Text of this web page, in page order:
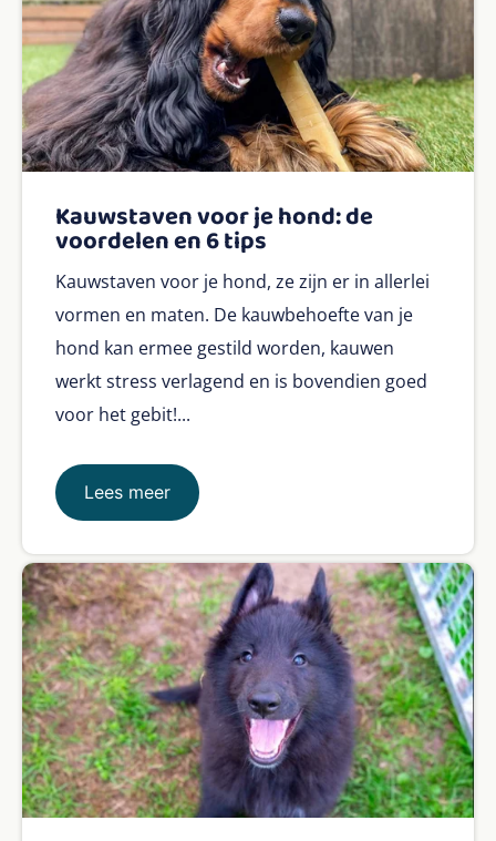
Kauwstaven voor je hond: de
voordelen en 6 tips
Kauwstaven voor je hond, ze zijn er in allerlei
vormen en maten. De kauwbehoefte van je
hond kan ermee gestild worden, kauwen
werkt stress verlagend en is bovendien goed
voor het gebit!...
Lees meer